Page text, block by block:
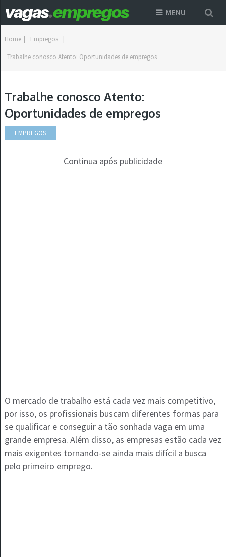
MENU
Home | Empregos |
Trabalhe conosco Atento: Oportunidades de empregos
Trabalhe conosco Atento:
Oportunidades de empregos
EMPREGOS
Continua após publicidade
O mercado de trabalho está cada vez mais competitivo,
por isso, os profissionais buscam diferentes formas para
se qualificar e conseguir a tão sonhada vaga em uma
grande empresa. Além disso, as empresas estão cada vez
mais exigentes tornando-se ainda mais difícil a busca
pelo primeiro emprego.